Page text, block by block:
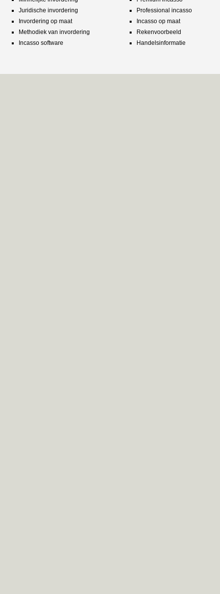
Juridische invordering
Invordering op maat
Methodiek van invordering
Incasso software
Professional incasso
Incasso op maat
Rekenvoorbeeld
Handelsinformatie